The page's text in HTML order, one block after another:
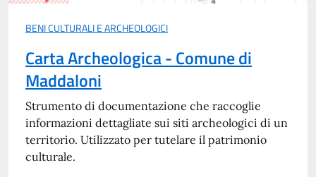
BENI CULTURALI E ARCHEOLOGICI
Carta Archeologica - Comune di
Maddaloni
Strumento di documentazione che raccoglie
informazioni dettagliate sui siti archeologici di un
territorio. Utilizzato per tutelare il patrimonio
culturale.